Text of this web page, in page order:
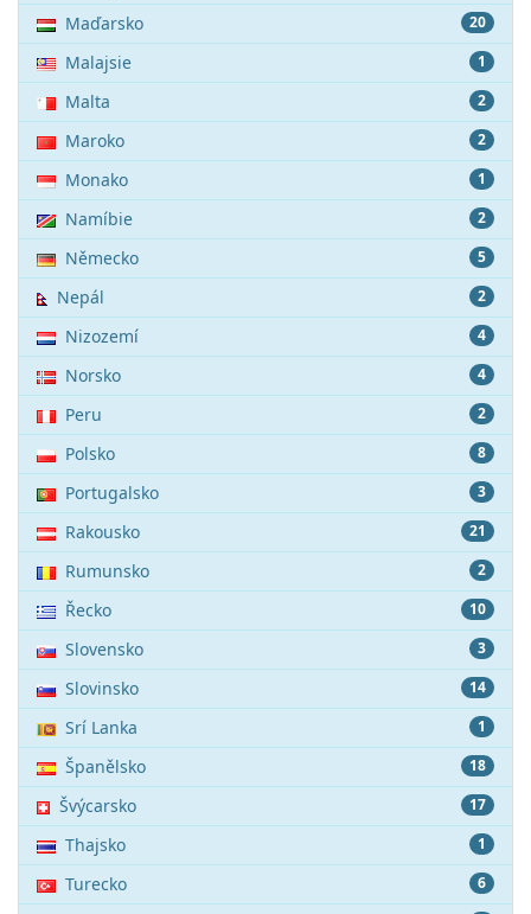
20
Maďarsko
1
Malajsie
2
Malta
2
Maroko
1
Monako
2
Namíbie
5
Německo
2
Nepál
4
Nizozemí
4
Norsko
2
Peru
8
Polsko
3
Portugalsko
21
Rakousko
2
Rumunsko
10
Řecko
3
Slovensko
14
Slovinsko
1
Srí Lanka
18
Španělsko
17
Švýcarsko
1
Thajsko
6
Turecko